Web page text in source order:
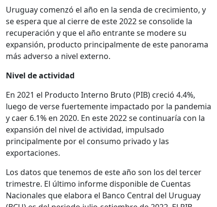
Uruguay comenzó el año en la senda de crecimiento, y
se espera que al cierre de este 2022 se consolide la
recuperación y que el año entrante se modere su
expansión, producto principalmente de este panorama
más adverso a nivel externo.
Nivel de actividad
En 2021 el Producto Interno Bruto (PIB) creció 4.4%,
luego de verse fuertemente impactado por la pandemia
y caer 6.1% en 2020. En este 2022 se continuaría con la
expansión del nivel de actividad, impulsado
principalmente por el consumo privado y las
exportaciones.
Los datos que tenemos de este año son los del tercer
trimestre. El último informe disponible de Cuentas
Nacionales que elabora el Banco Central del Uruguay